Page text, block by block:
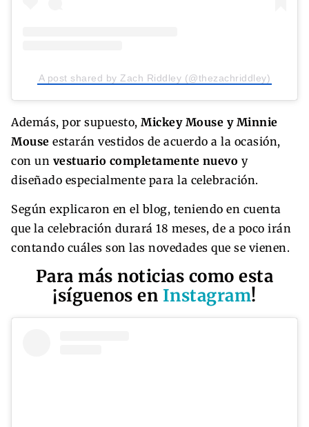
A post shared by Zach Riddley (@thezachriddley)
Además, por supuesto, Mickey Mouse y Minnie
Mouse estarán vestidos de acuerdo a la ocasión,
con un vestuario completamente nuevo y
diseñado especialmente para la celebración.
Según explicaron en el blog, teniendo en cuenta
que la celebración durará 18 meses, de a poco irán
contando cuáles son las novedades que se vienen.
Para más noticias como esta
¡síguenos en Instagram!